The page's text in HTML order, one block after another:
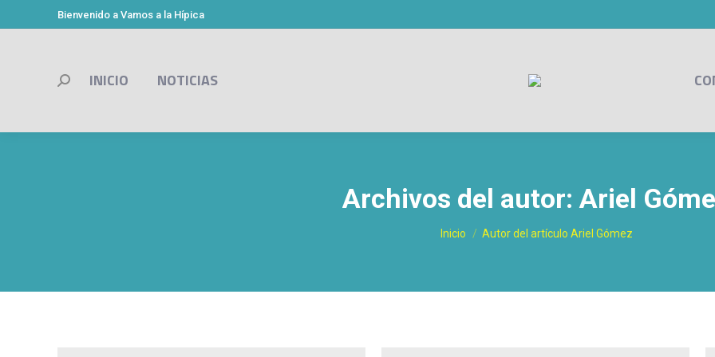
Bienvenido a Vamos a la Hípica
INICIO NOTICIAS
Buscar:
Archivos del autor: Ariel
Estás aquí:
Inicio Autor del artículo Ariel Gómez